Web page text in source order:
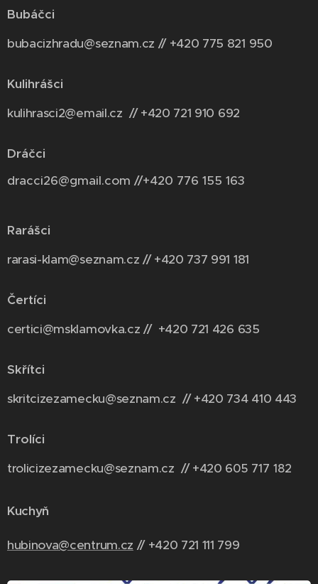
Bubáčci
bubacizhradu@seznam.cz // +420 775 821 950
Kulihrášci
kulihrasci2@email.cz // +420 721 910 692
Dráčci
dracci26@gmail.com //+420 776 155 163
Rarášci
rarasi-klam@seznam.cz // +420 737 991 181
Čertíci
certici@msklamovka.cz // +420 721 426 635
Skřítci
skritcizezamecku@seznam.cz // +420 734 410 443
Trolíci
trolicizezamecku@seznam.cz // +420 605 717 182
Kuchyň
hubinova@centrum.cz // +420 721 111 799